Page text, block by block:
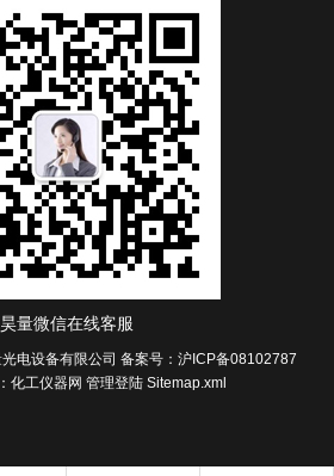
昊量微信在线客服
电设备有限公司 备案号：沪ICP备08102787
化工仪器网 管理登陆 Sitemap.xml